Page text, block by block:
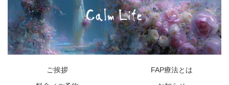
ご挨拶
FAP療法とは